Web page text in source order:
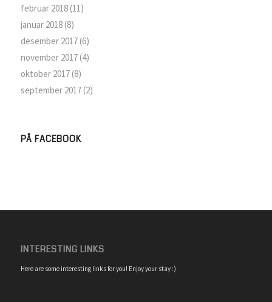
februar 2018(11)
januar 2018(8)
desember 2017(6)
november 2017(4)
oktober 2017(8)
september 2017(2)
PÅ FACEBOOK
INTERESTING LINKS
Here are some interesting links for you! Enjoy your stay :)